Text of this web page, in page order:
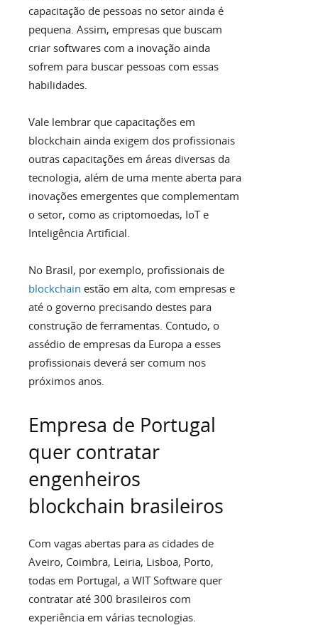
capacitação de pessoas no setor ainda é
pequena. Assim, empresas que buscam
criar softwares com a inovação ainda
sofrem para buscar pessoas com essas
habilidades.
Vale lembrar que capacitações em
blockchain ainda exigem dos profissionais
outras capacitações em áreas diversas da
tecnologia, além de uma mente aberta para
inovações emergentes que complementam
o setor, como as criptomoedas, IoT e
Inteligência Artificial.
No Brasil, por exemplo, profissionais de
blockchain estão em alta, com empresas e
até o governo precisando destes para
construção de ferramentas. Contudo, o
assédio de empresas da Europa a esses
profissionais deverá ser comum nos
próximos anos.
Empresa de Portugal
quer contratar
engenheiros
blockchain brasileiros
Com vagas abertas para as cidades de
Aveiro, Coimbra, Leiria, Lisboa, Porto,
todas em Portugal, a WIT Software quer
contratar até 300 brasileiros com
experiência em várias tecnologias.